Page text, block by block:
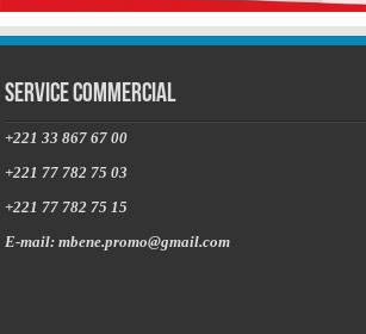
Service commercial
+221 33 867 67 00
+221 77 782 75 03
+221 77 782 75 15
E-mail: mbene.promo@gmail.com